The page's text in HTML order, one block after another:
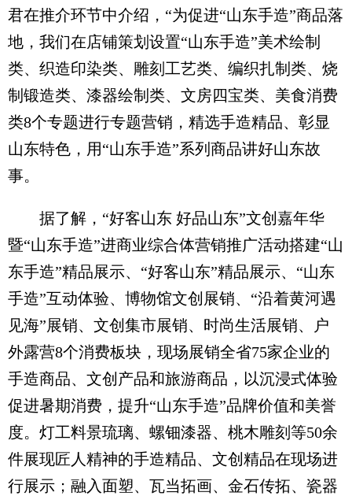
君在推介环节中介绍，“为促进“山东手造”商品落
地，我们在店铺策划设置“山东手造”美术绘制
类、织造印染类、雕刻工艺类、编织扎制类、烧
制锻造类、漆器绘制类、文房四宝类、美食消费
类8个专题进行专题营销，精选手造精品、彰显
山东特色，用“山东手造”系列商品讲好山东故
事。
据了解，“好客山东 好品山东”文创嘉年华
暨“山东手造”进商业综合体营销推广活动搭建“山
东手造”精品展示、“好客山东”精品展示、“山东
手造”互动体验、博物馆文创展销、“沿着黄河遇
见海”展销、文创集市展销、时尚生活展销、户
外露营8个消费板块，现场展销全省75家企业的
手造商品、文创产品和旅游商品，以沉浸式体验
促进暑期消费，提升“山东手造”品牌价值和美誉
度。灯工料景琉璃、螺钿漆器、桃木雕刻等50余
件展现匠人精神的手造精品、文创精品在现场进
行展示；融入面塑、瓦当拓画、金石传拓、瓷器